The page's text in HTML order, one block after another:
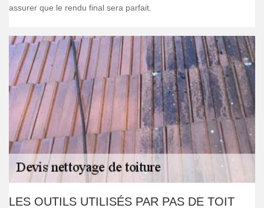
assurer que le rendu final sera parfait.
LES OUTILS UTILISÉS PAR PAS DE TOIT